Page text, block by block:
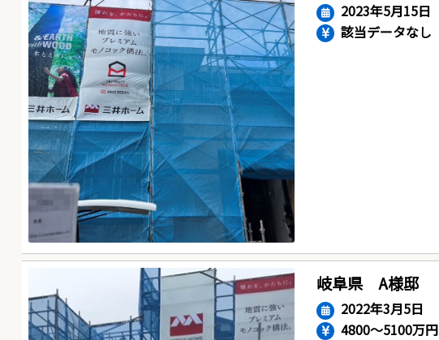
2023年5月15日
該当データなし
岐阜県 A様邸
2022年3月5日
4800〜5100万円